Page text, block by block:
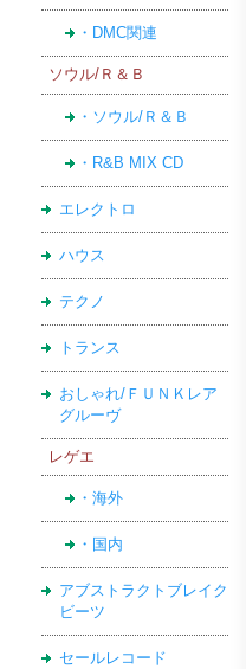
・DMC関連
ソウル/Ｒ＆Ｂ
・ソウル/Ｒ＆Ｂ
・R&B MIX CD
エレクトロ
ハウス
テクノ
トランス
おしゃれ/ＦＵＮＫレア
グルーヴ
レゲエ
・海外
・国内
アブストラクトブレイク
ビーツ
セールレコード